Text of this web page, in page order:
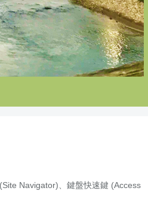
Navigator)、鍵盤快速鍵 (Access